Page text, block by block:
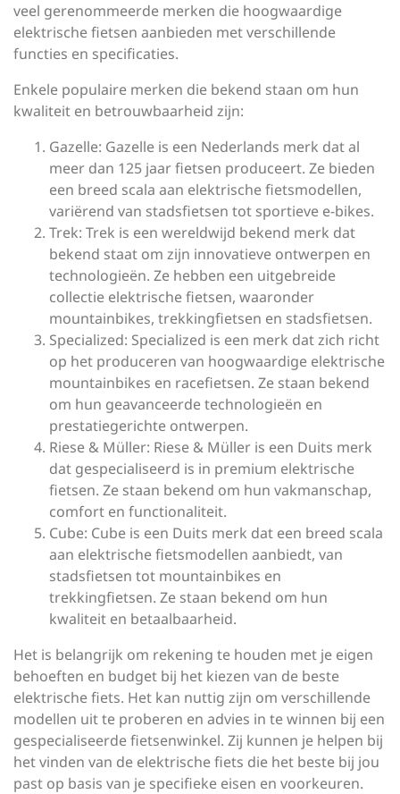
veel gerenommeerde merken die hoogwaardige
elektrische fietsen aanbieden met verschillende
functies en specificaties.
Enkele populaire merken die bekend staan om hun
kwaliteit en betrouwbaarheid zijn:
Gazelle: Gazelle is een Nederlands merk dat al
meer dan 125 jaar fietsen produceert. Ze bieden
een breed scala aan elektrische fietsmodellen,
variërend van stadsfietsen tot sportieve e-bikes.
Trek: Trek is een wereldwijd bekend merk dat
bekend staat om zijn innovatieve ontwerpen en
technologieën. Ze hebben een uitgebreide
collectie elektrische fietsen, waaronder
mountainbikes, trekkingfietsen en stadsfietsen.
Specialized: Specialized is een merk dat zich richt
op het produceren van hoogwaardige elektrische
mountainbikes en racefietsen. Ze staan bekend
om hun geavanceerde technologieën en
prestatiegerichte ontwerpen.
Riese & Müller: Riese & Müller is een Duits merk
dat gespecialiseerd is in premium elektrische
fietsen. Ze staan bekend om hun vakmanschap,
comfort en functionaliteit.
Cube: Cube is een Duits merk dat een breed scala
aan elektrische fietsmodellen aanbiedt, van
stadsfietsen tot mountainbikes en
trekkingfietsen. Ze staan bekend om hun
kwaliteit en betaalbaarheid.
Het is belangrijk om rekening te houden met je eigen
behoeften en budget bij het kiezen van de beste
elektrische fiets. Het kan nuttig zijn om verschillende
modellen uit te proberen en advies in te winnen bij een
gespecialiseerde fietsenwinkel. Zij kunnen je helpen bij
het vinden van de elektrische fiets die het beste bij jou
past op basis van je specifieke eisen en voorkeuren.